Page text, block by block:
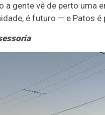
a gente vê de perto uma
é futuro — e Patos é